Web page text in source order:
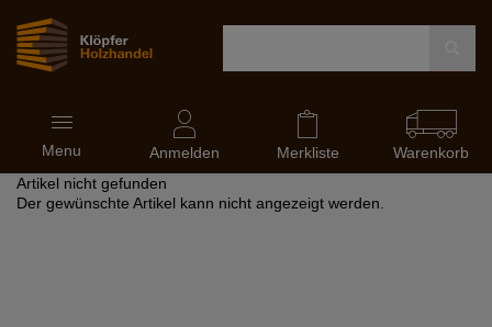
Navigation
ein-
und
ausblenden
Menu Anmelden Merkliste
Warenkorb
Artikel nicht gefunden
Der gewünschte Artikel kann nicht angezeigt werden.